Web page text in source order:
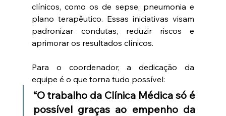
clínicos, como os de sepse, pneumonia e
plano terapêutico. Essas iniciativas visam
padronizar condutas, reduzir riscos e
aprimorar os resultados clínicos.
Para o coordenador, a dedicação da
equipe é o que torna tudo possível:
“O trabalho da Clínica Médica só é
possível graças ao empenho da